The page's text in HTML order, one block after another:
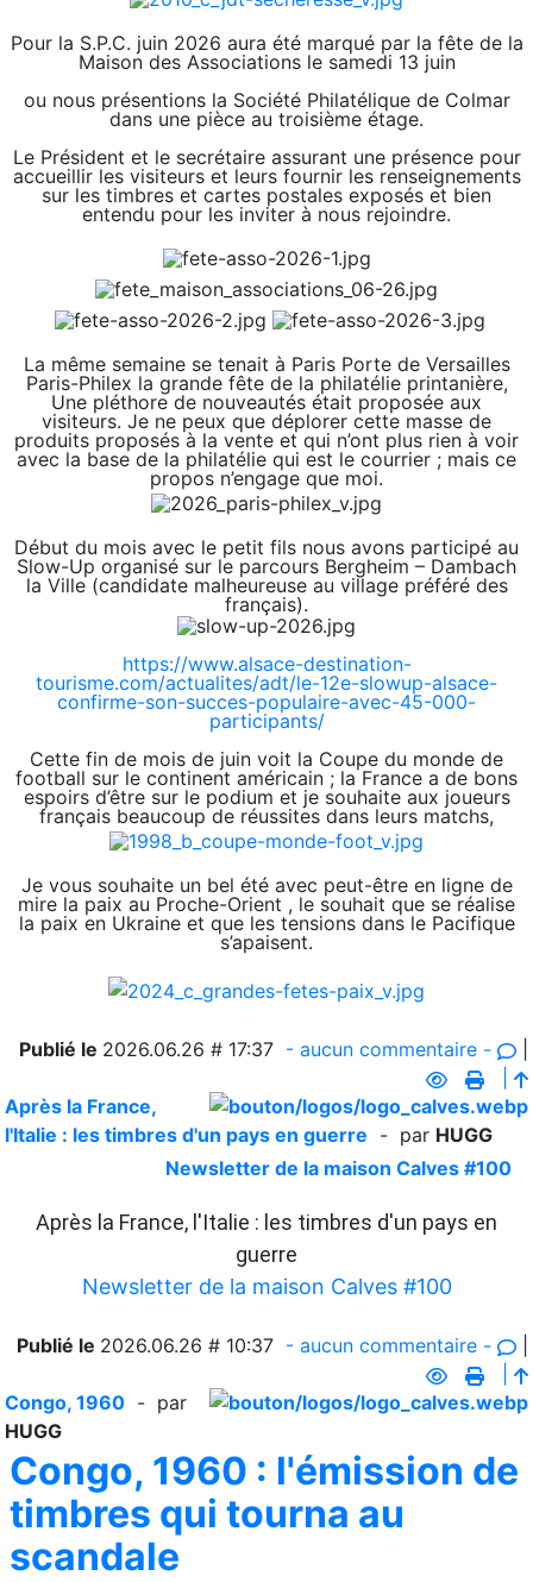
Pour la S.P.C. juin 2026 aura été marqué par la fête de la
Maison des Associations le samedi 13 juin
ou nous présentions la Société Philatélique de Colmar
dans une pièce au troisième étage.
Le Président et le secrétaire assurant une présence pour
accueillir les visiteurs et leurs fournir les renseignements
sur les timbres et cartes postales exposés et bien
entendu pour les inviter à nous rejoindre.
La même semaine se tenait à Paris Porte de Versailles
Paris-Philex la grande fête de la philatélie printanière,
Une pléthore de nouveautés était proposée aux
visiteurs. Je ne peux que déplorer cette masse de
produits proposés à la vente et qui n’ont plus rien à voir
avec la base de la philatélie qui est le courrier ; mais ce
propos n’engage que moi.
Début du mois avec le petit fils nous avons participé au
Slow-Up organisé sur le parcours Bergheim – Dambach
la Ville (candidate malheureuse au village préféré des
français).
https://www.alsace-destination-
tourisme.com/actualites/adt/le-12e-slowup-alsace-
confirme-son-succes-populaire-avec-45-000-
participants/
Cette fin de mois de juin voit la Coupe du monde de
football sur le continent américain ; la France a de bons
espoirs d’être sur le podium et je souhaite aux joueurs
français beaucoup de réussites dans leurs matchs,
Je vous souhaite un bel été avec peut-être en ligne de
mire la paix au Proche-Orient , le souhait que se réalise
la paix en Ukraine et que les tensions dans le Pacifique
s’apaisent.
Publié le 2026.06.26 # 17:37 - aucun commentaire -
Après la France,
l'Italie : les timbres d'un pays en guerre - par HUGG
Newsletter de la maison Calves #100
Après la France, l'Italie : les timbres d'un pays en
guerre
Newsletter de la maison Calves #100
Publié le 2026.06.26 # 10:37 - aucun commentaire -
Congo, 1960 - par
HUGG
Congo, 1960 : l'émission de
timbres qui tourna au
scandale